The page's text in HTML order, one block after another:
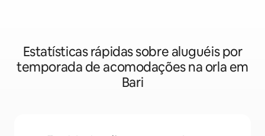
Estatísticas rápidas sobre aluguéis por
temporada de acomodações na orla em
Bari